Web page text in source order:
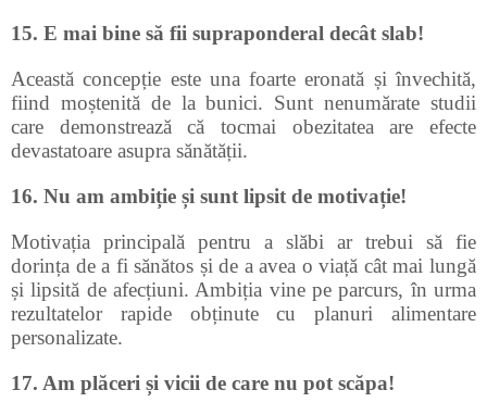
15. E mai bine să fii supraponderal decât slab!
Această concepție este una foarte eronată și învechită,
fiind moștenită de la bunici. Sunt nenumărate studii
care demonstrează că tocmai obezitatea are efecte
devastatoare asupra sănătății.
16. Nu am ambiție și sunt lipsit de motivație!
Motivația principală pentru a slăbi ar trebui să fie
dorința de a fi sănătos și de a avea o viață cât mai lungă
și lipsită de afecțiuni. Ambiția vine pe parcurs, în urma
rezultatelor rapide obținute cu planuri alimentare
personalizate.
17. Am plăceri și vicii de care nu pot scăpa!